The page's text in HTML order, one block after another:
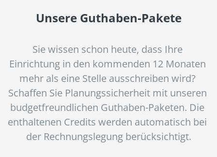
Unsere Guthaben-Pakete
Sie wissen schon heute, dass Ihre
Einrichtung in den kommenden 12 Monaten
mehr als eine Stelle ausschreiben wird?
Schaffen Sie Planungssicherheit mit unseren
budgetfreundlichen Guthaben-Paketen. Die
enthaltenen Credits werden automatisch bei
der Rechnungslegung berücksichtigt.